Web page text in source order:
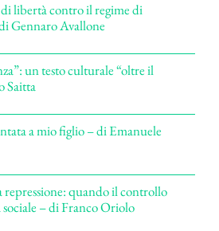
libertà contro il regime di
Gennaro Avallone
un testo culturale “oltre il
Saitta
a mio figlio – di Emanuele
repressione: quando il controllo
sociale – di Franco Oriolo